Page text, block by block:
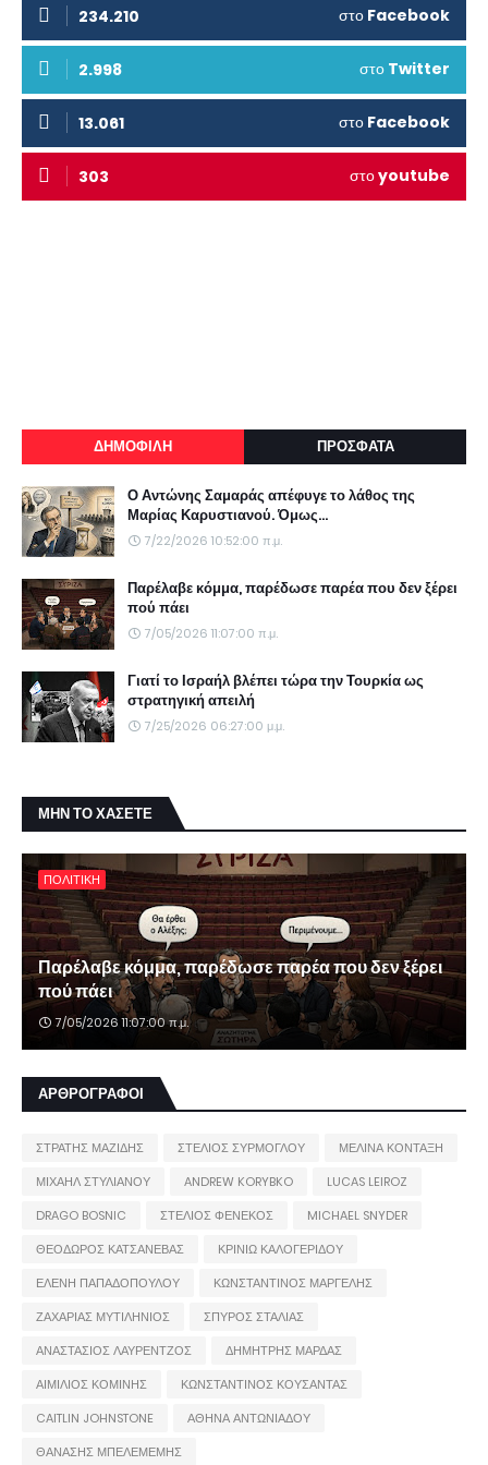
234.210 στο Facebook
2.998 στο Twitter
13.061 στο Facebook
303 στοyoutube
ΔΗΜΟΦΙΛΗ ΠΡΟΣΦΑΤΑ
Ο Αντώνης Σαμαράς απέφυγε το λάθος της
Μαρίας Καρυστιανού. Όμως...
7/22/2026 10:52:00 π.μ.
Παρέλαβε κόμμα, παρέδωσε παρέα που δεν ξέρει
πού πάει
7/05/2026 11:07:00 π.μ.
Γιατί το Ισραήλ βλέπει τώρα την Τουρκία ως
στρατηγική απειλή
7/25/2026 06:27:00 μ.μ.
ΜΗΝ ΤΟ ΧΑΣΕΤΕ
ΠΟΛΙΤΙΚΗ
Παρέλαβε κόμμα, παρέδωσε παρέα που δεν ξέρει
πού πάει
7/05/2026 11:07:00 π.μ.
ΑΡΘΡΟΓΡΑΦΟΙ
ΣΤΡΑΤΗΣ ΜΑΖΙΔΗΣ ΣΤΕΛΙΟΣ ΣΥΡΜΟΓΛΟΥ
ΜΕΛΙΝΑ ΚΟΝΤΑΞΗ
ΜΙΧΑΗΛ ΣΤΥΛΙΑΝΟΥ
ANDREW KORYBKO
LUCAS LEIROZ
DRAGO BOSNIC
ΣΤΕΛΙΟΣ ΦΕΝΕΚΟΣ
MICHAEL SNYDER
ΘΕΟΔΩΡΟΣ ΚΑΤΣΑΝΕΒΑΣ
ΚΡΙΝΙΩ ΚΑΛΟΓΕΡΙΔΟΥ
ΕΛΕΝΗ ΠΑΠΑΔΟΠΟΥΛΟΥ
ΚΩΝΣΤΑΝΤΙΝΟΣ ΜΑΡΓΕΛΗΣ
ΖΑΧΑΡΙΑΣ ΜΥΤΙΛΗΝΙΟΣ
ΣΠΥΡΟΣ ΣΤΑΛΙΑΣ
ΑΝΑΣΤΑΣΙΟΣ ΛΑΥΡΕΝΤΖΟΣ
ΔΗΜΗΤΡΗΣ ΜΑΡΔΑΣ
ΑΙΜΙΛΙΟΣ ΚΟΜΙΝΗΣ
ΚΩΝΣΤΑΝΤΙΝΟΣ ΚΟΥΣΑΝΤΑΣ
CAITLIN JOHNSTONE
ΑΘΗΝΑ ΑΝΤΩΝΙΑΔΟΥ
ΘΑΝΑΣΗΣ ΜΠΕΛΕΜΕΜΗΣ